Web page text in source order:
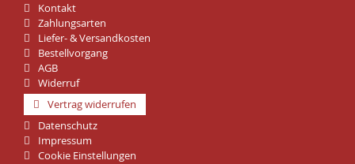
Kontakt
Zahlungsarten
Liefer- & Versandkosten
Bestellvorgang
AGB
Widerruf
Vertrag widerrufen
Datenschutz
Impressum
Cookie Einstellungen